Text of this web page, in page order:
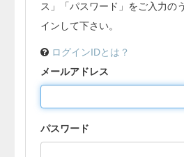
ス」「パスワード」をご入力の
インして下さい。
ログインIDとは？
メールアドレス
パスワード